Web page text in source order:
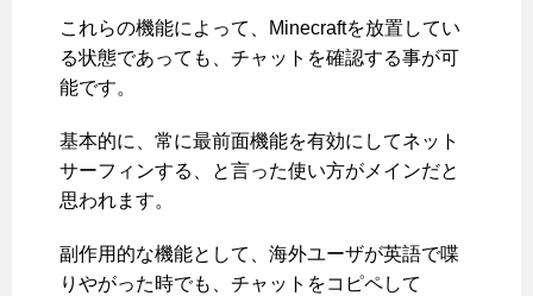
これらの機能によって、Minecraftを放置してい
る状態であっても、チャットを確認する事が可
能です。
基本的に、常に最前面機能を有効にしてネット
サーフィンする、と言った使い方がメインだと
思われます。
副作用的な機能として、海外ユーザが英語で喋
りやがった時でも、チャットをコピペして